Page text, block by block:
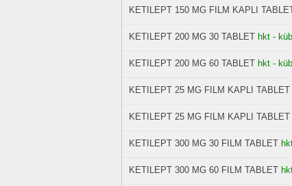
KETILEPT 150 MG FILM KAPLI
KETILEPT 200 MG 30 TABLET hkt - küb
KETILEPT 200 MG 60 TABLET hkt - küb
KETILEPT 25 MG FILM KAPLI
KETILEPT 25 MG FILM KAPLI
KETILEPT 300 MG 30 FILM TABLET
KETILEPT 300 MG 60 FILM TABLET